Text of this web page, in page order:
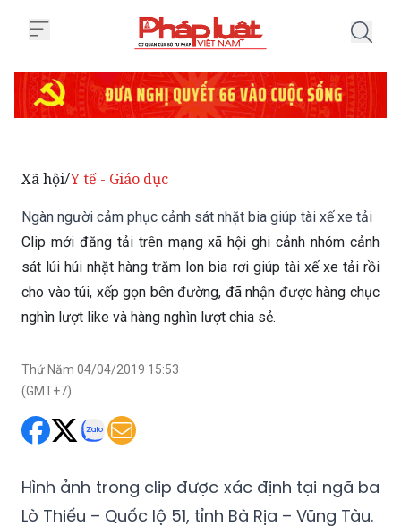
Ngàn người cảm phục cảnh sát nhặt bia giúp tài xế xe tải
sát lúi húi nhặt hàng trăm lon bia rơi giúp tài xế xe tải rồi
cho vào túi, xếp gọn bên đường, đã nhận được hàng chục
nghìn lượt like và hàng nghìn lượt chia sẻ.
Thứ Năm 04/04/2019 15:53
Hình ảnh trong clip được xác định tại ngã ba
Nhiều cư dân mạng khen ngợi và bày tỏ